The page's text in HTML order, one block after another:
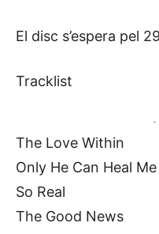
El disc s’espera pel
Tracklist
-
The Love Within
Only He Can Heal Me
So Real
The Good News